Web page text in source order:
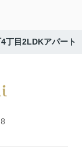
丁目2LDKアパート